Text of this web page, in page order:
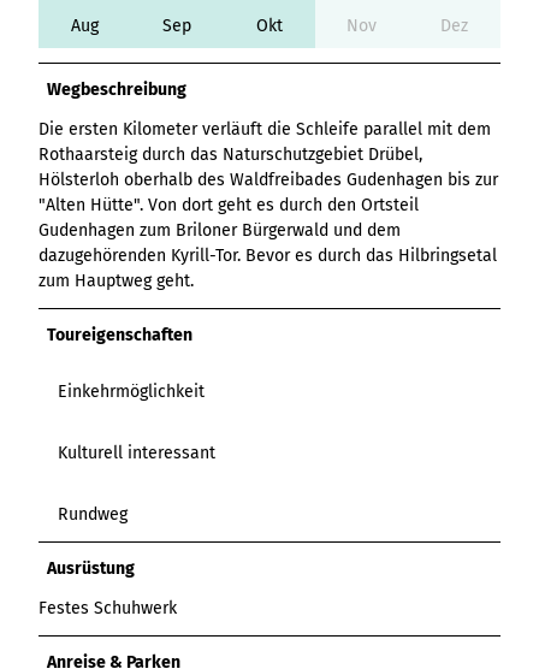
Variante 5
Variante 2
Aug Sep Okt Nov Dez
Wegbeschreibung
Die ersten Kilometer verläuft die Schleife parallel mit dem
Rothaarsteig durch das Naturschutzgebiet Drübel,
Hölsterloh oberhalb des Waldfreibades Gudenhagen bis zur
"Alten Hütte". Von dort geht es durch den Ortsteil
Gudenhagen zum Briloner Bürgerwald und dem
dazugehörenden Kyrill-Tor. Bevor es durch das Hilbringsetal
zum Hauptweg geht.
Toureigenschaften
Einkehrmöglichkeit
Kulturell interessant
Rundweg
Ausrüstung
Festes Schuhwerk
Anreise & Parken